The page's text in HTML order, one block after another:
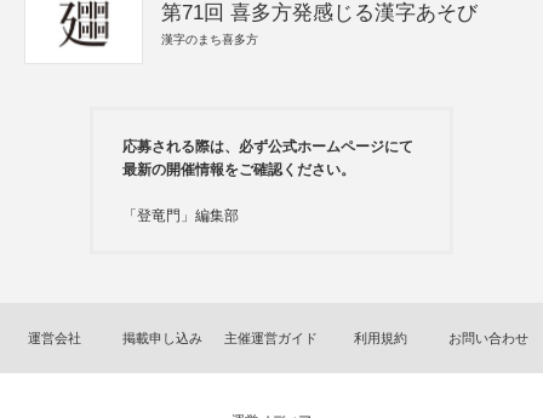
第71回 喜多方発感じる漢字あそび
漢字のまち喜多方
応募される際は、必ず公式ホームページにて
最新の開催情報をご確認ください。
「登竜門」編集部
運営会社 掲載申し込み 主催運営ガイド 利用規約 お問い合わせ